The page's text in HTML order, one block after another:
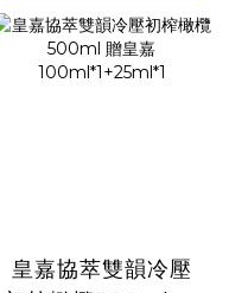
皇嘉協萃雙韻冷壓